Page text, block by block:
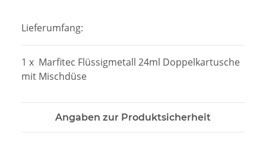
Lieferumfang:
1 x Marfitec Flüssigmetall 24ml Doppelkartusche
mit Mischdüse
Angaben zur Produktsicherheit